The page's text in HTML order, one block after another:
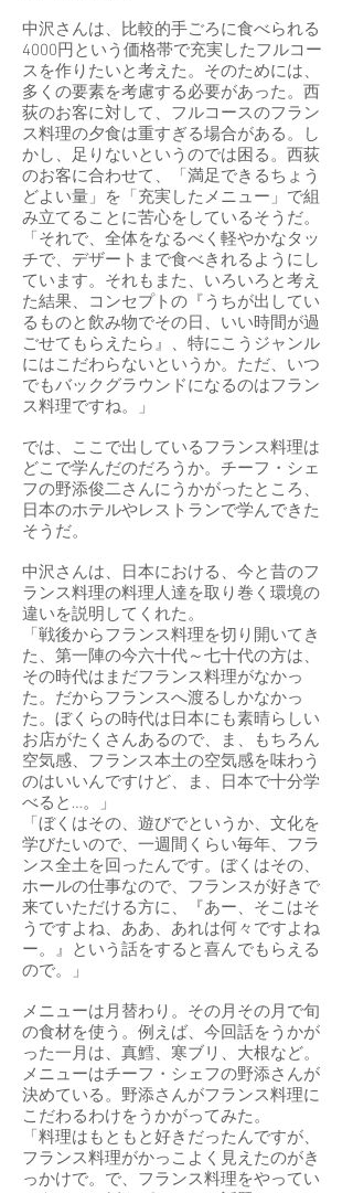
中沢さんは、比較的手ごろに食べられる
4000円という価格帯で充実したフルコー
スを作りたいと考えた。そのためには、
多くの要素を考慮する必要があった。西
荻のお客に対して、フルコースのフラン
ス料理の夕食は重すぎる場合がある。し
かし、足りないというのでは困る。西荻
のお客に合わせて、「満足できるちょう
どよい量」を「充実したメニュー」で組
み立てることに苦心をしているそうだ。
「それで、全体をなるべく軽やかなタッ
チで、デザートまで食べきれるようにし
ています。それもまた、いろいろと考え
た結果、コンセプトの『うちが出してい
るものと飲み物でその日、いい時間が過
ごせてもらえたら』、特にこうジャンル
にはこだわらないというか。ただ、いつ
でもバックグラウンドになるのはフラン
ス料理ですね。」
では、ここで出しているフランス料理は
どこで学んだのだろうか。チーフ・シェ
フの野添俊二さんにうかがったところ、
日本のホテルやレストランで学んできた
そうだ。
中沢さんは、日本における、今と昔のフ
ランス料理の料理人達を取り巻く環境の
違いを説明してくれた。
「戦後からフランス料理を切り開いてき
た、第一陣の今六十代～七十代の方は、
その時代はまだフランス料理がなかっ
た。だからフランスへ渡るしかなかっ
た。ぼくらの時代は日本にも素晴らしい
お店がたくさんあるので、ま、もちろん
空気感、フランス本土の空気感を味わう
のはいいんですけど、ま、日本で十分学
べると…。」
「ぼくはその、遊びでというか、文化を
学びたいので、一週間くらい毎年、フラ
ンス全土を回ったんです。ぼくはその、
ホールの仕事なので、フランスが好きで
来ていただける方に、『あー、そこはそ
うですよね、ああ、あれは何々ですよね
ー。』という話をすると喜んでもらえる
ので。」
メニューは月替わり。その月その月で旬
の食材を使う。例えば、今回話をうかが
った一月は、真鱈、寒ブリ、大根など。
メニューはチーフ・シェフの野添さんが
決めている。野添さんがフランス料理に
こだわるわけをうかがってみた。
「料理はもともと好きだったんですが、
フランス料理がかっこよく見えたのがき
っかけで。で、フランス料理をやってい